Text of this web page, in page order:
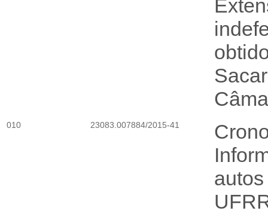
010 23083.007884/2015-41